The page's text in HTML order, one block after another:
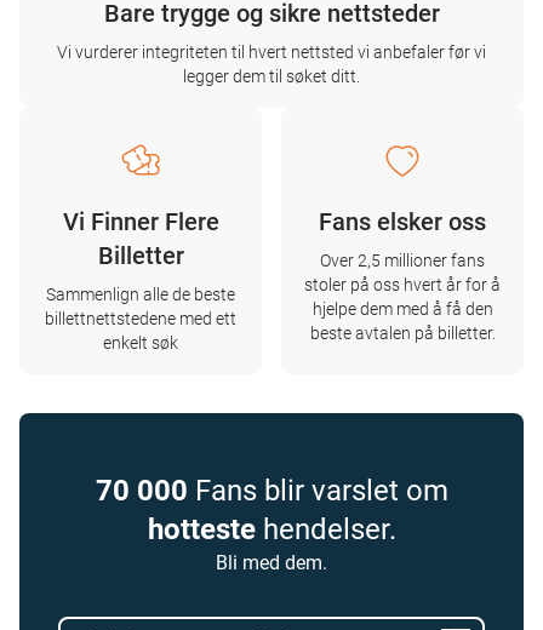
Bare trygge og sikre nettsteder
Vi vurderer integriteten til hvert nettsted vi anbefaler før vi
legger dem til søket ditt.
Vi Finner Flere
Billetter
Sammenlign alle de beste
billettnettstedene med ett
enkelt søk
Fans elsker oss
Over 2,5 millioner fans
stoler på oss hvert år for å
hjelpe dem med å få den
beste avtalen på billetter.
70 000 Fans blir varslet om
hottestehendelser.
Bli med dem.